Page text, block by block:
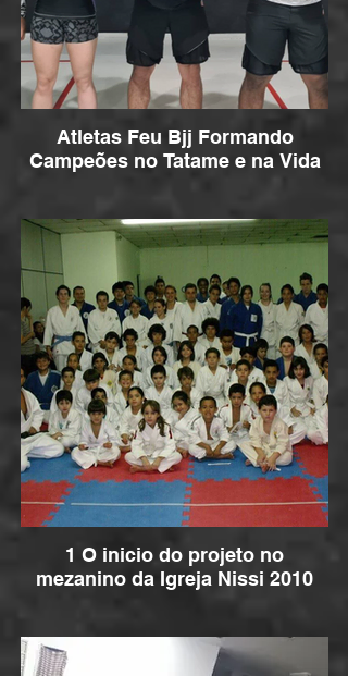
Atletas Feu Bjj Formando
Campeões no Tatame e na Vida
1 O inicio do projeto no
mezanino da Igreja Nissi 2010